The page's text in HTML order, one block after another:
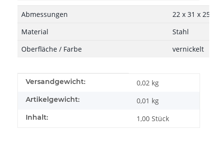
Abmessungen
22 x 31 x 25
Material
Stahl
Oberfläche / Farbe
vernickelt
Produkteigenschaft
Wert
Versandgewicht: 0,02 kg
Artikelgewicht: 0,01 kg
Inhalt: 1,00 Stück